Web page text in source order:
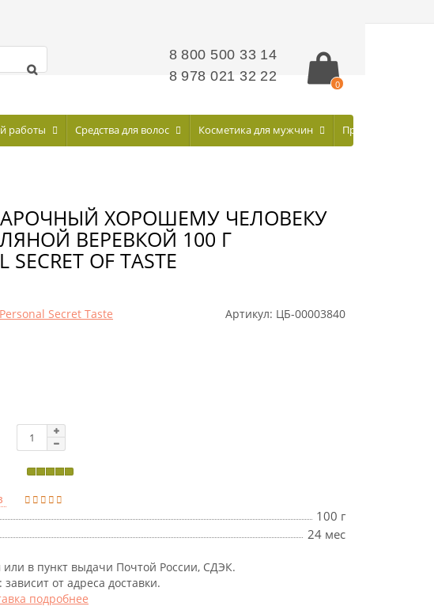
8 800 500 33 14
8 978 021 32 22
0
работы Средства для волос Косметика для мужчин
ХОРОШЕМУ ЧЕЛОВЕКУ
ВЕРЕВКОЙ 100 Г
SECRET OF TASTE
Personal Secret Taste Артикул: ЦБ-00003840
100 г
24 мес
или в пункт выдачи Почтой России, СДЭК.
зависит от адреса доставки.
подробнее